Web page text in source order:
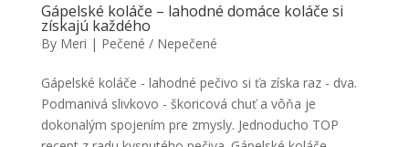
Gápelské koláče – lahodné domáce koláče si
získajú každého
By Meri | Pečené / Nepečené
Gápelské koláče - lahodné pečivo si ťa získa raz - dva.
Podmanivá slivkovo - škoricová chuť a vôňa je
dokonalým spojením pre zmysly. Jednoducho TOP